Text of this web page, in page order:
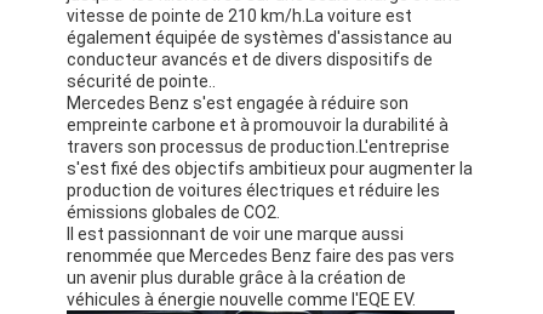
vitesse de pointe de 210 km/h.La voiture est
également équipée de systèmes d'assistance au
conducteur avancés et de divers dispositifs de
sécurité de pointe..
Mercedes Benz s'est engagée à réduire son
empreinte carbone et à promouvoir la durabilité à
travers son processus de production.L'entreprise
s'est fixé des objectifs ambitieux pour augmenter la
production de voitures électriques et réduire les
émissions globales de CO2.
Il est passionnant de voir une marque aussi
renommée que Mercedes Benz faire des pas vers
un avenir plus durable grâce à la création de
véhicules à énergie nouvelle comme l'EQE EV.